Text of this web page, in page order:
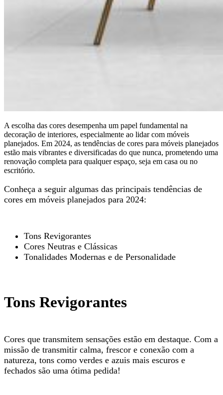
A escolha das cores desempenha um papel fundamental na
decoração de interiores, especialmente ao lidar com móveis
planejados. Em 2024, as tendências de cores para móveis planejados
estão mais vibrantes e diversificadas do que nunca, prometendo uma
renovação completa para qualquer espaço, seja em casa ou no
escritório.
Conheça a seguir algumas das principais tendências de
cores em móveis planejados para 2024:
Tons Revigorantes
Cores Neutras e Clássicas
Tonalidades Modernas e de Personalidade
Tons Revigorantes
Cores que transmitem sensações estão em destaque. Com a
missão de transmitir calma, frescor e conexão com a
natureza, tons como verdes e azuis mais escuros e
fechados são uma ótima pedida!